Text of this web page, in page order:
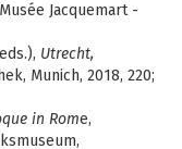
Jacquemart -
Utrecht,
Munich, 2018, 220;
in Rome,